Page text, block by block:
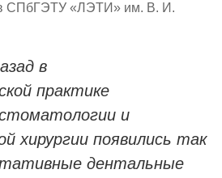
СПбГЭТУ «ЛЭТИ» им. В. И.
в
практике
и
хирургии появились так
дентальные